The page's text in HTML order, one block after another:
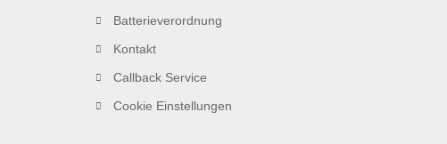
Batterieverordnung
Kontakt
Callback Service
Cookie Einstellungen